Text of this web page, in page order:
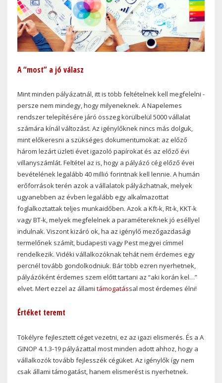
A “most” a jó válasz
Mint minden pályázatnál, itt is több feltételnek kell megfelelni -
persze nem mindegy, hogy milyeneknek. A Napelemes
rendszer telepítésére járó összeg körülbelül 5000 vállalat
számára kínál változást. Az igénylőknek nincs más dolguk,
mint előkeresni a szükséges dokumentumokat: az előző
három lezárt üzleti évet igazoló papírokat és az előző évi
villanyszámlát. Feltétel az is, hogy a pályázó cég előző évei
bevételének legalább 40 millió forintnak kell lennie. A humán
erőforrások terén azok a vállalatok pályázhatnak, melyek
ugyanebben az évben legalább egy alkalmazottat
foglalkoztattak teljes munkaidőben. Azok a Kft-k, Rt-k, KKT-k
vagy BT-k, melyek megfelelnek a paramétereknek jó eséllyel
indulnak. Viszont kizáró ok, ha az igénylő mezőgazdasági
termelőnek számít, budapesti vagy Pest megyei címmel
rendelkezik. Vidéki vállalkozóknak tehát nem érdemes egy
percnél tovább gondolkodniuk. Bár több ezren nyerhetnek,
pályázóként érdemes szem előtt tartani az “aki korán kel…”
elvet. Mert ezzel az állami támogatással most érdemes élni!
Értéket teremt
Tökélyre fejlesztett céget vezetni, ez az igazi elismerés. És a A
GINOP 4.1.3-19 pályázattal most minden adott ahhoz, hogy a
vállalkozók tovább fejlesszék cégüket. Az igénylők így nem
csak állami támogatást, hanem elismerést is nyerhetnek.